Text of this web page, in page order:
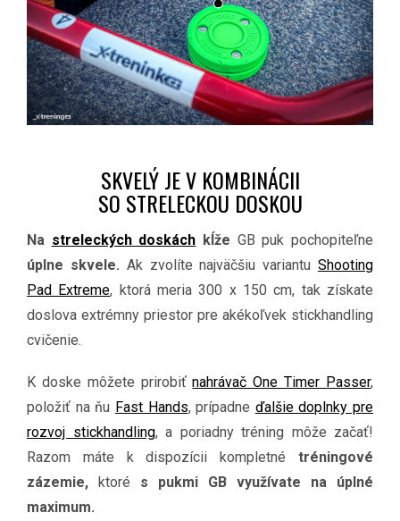
SKVELÝ JE V KOMBINÁCII
SO STRELECKOU DOSKOU
Na streleckých doskách kĺže GB puk pochopiteľne
úplne skvele. Ak zvolíte najväčšiu variantuShooting
Pad Extreme, ktorá meria 300 x 150 cm, tak získate
doslova extrémny priestor pre akékoľvek stickhandling
cvičenie.
K doske môžete prirobiťnahrávač One Timer Passer,
položiť na ňu Fast Hands, prípadne ďalšie doplnky pre
rozvoj stickhandling, a poriadny tréning môže začať!
Razom máte k dispozícii kompletné tréningové
zázemie, ktoré s pukmi GB využívate na úplné
maximum.